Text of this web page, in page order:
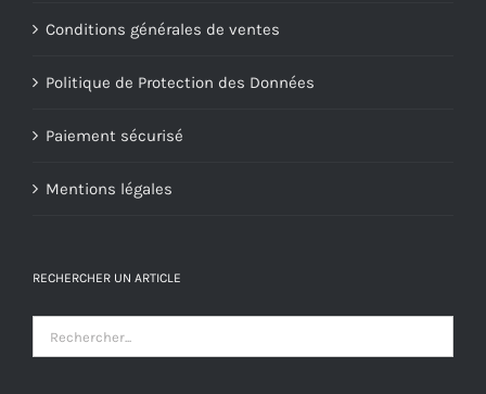
Conditions générales de ventes
Politique de Protection des Données
Paiement sécurisé
Mentions légales
RECHERCHER UN ARTICLE